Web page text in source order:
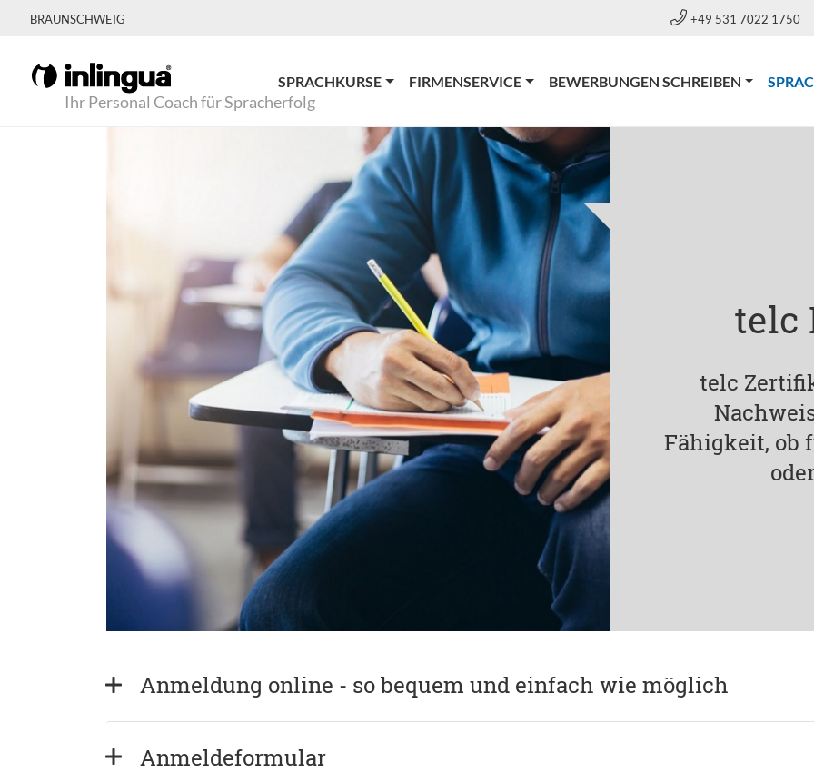
BRAUNSCHWEIG +49 531 7022 1750
Ihr Personal Coach für Spracherfolg
SPRACHKURSE FIRMENSERVICE BEWERBUNGEN SCHREIBEN
telc
telc
Fähigkeit, ob
Anmeldung online - so bequem und einfach wie möglich
Anmeldeformular